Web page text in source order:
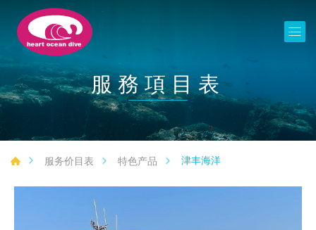
服務項目表
服务价目表 特色产品 津丰海洋